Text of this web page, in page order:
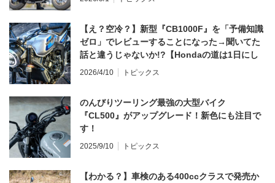
【え？空冷？】新型『CB1000F』を「予備知識
ゼロ」でレビューすることになった→聞いてた
話と違うじゃないか!?【Hondaの道は1日にし
てならず／CB1000F ①第一印象 編】
2026/4/10 トピックス
のんびりツーリング最強の大型バイク
『CL500』がアップグレード！新色にも注目で
す！
2025/9/10 トピックス
【わかる？】車検のある400ccクラスで発売か